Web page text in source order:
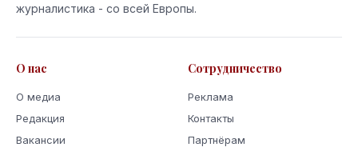
журналистика - со всей Европы.
О нас
О медиа
Редакция
Вакансии
Сотрудничество
Реклама
Контакты
Партнёрам